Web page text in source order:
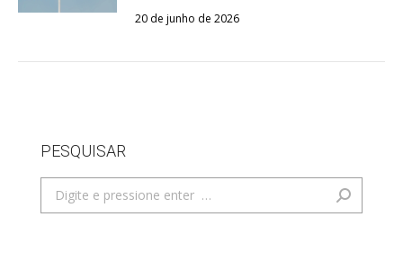
20 de junho de 2026
PESQUISAR
Search: